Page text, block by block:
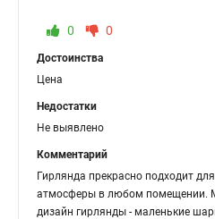
0 0
Достоинства
Цена
Недостатки
Не выявлено
Комментарий
Гирлянда прекрасно подходит
атмосферы в любом помещении.
дизайн гирлянды - маленькие